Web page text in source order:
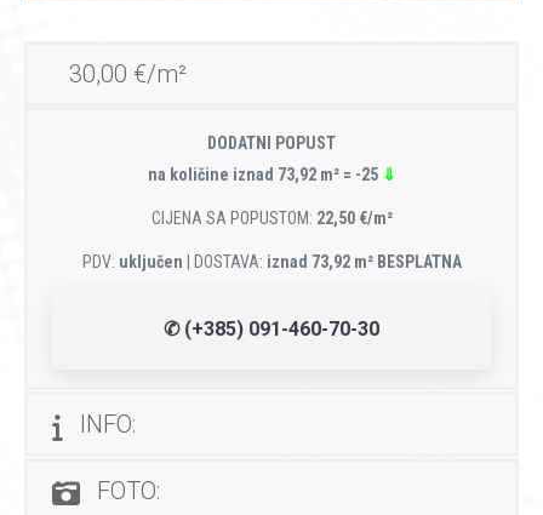
30,00 €/m²
DODATNI POPUST
na količine iznad 73,92 m² = -25 ⇓
CIJENA SA POPUSTOM: 22,50 €/m²
PDV: uključen | DOSTAVA: iznad 73,92 m² BESPLATNA
✆ (+385) 091-460-70-30
INFO:
FOTO: